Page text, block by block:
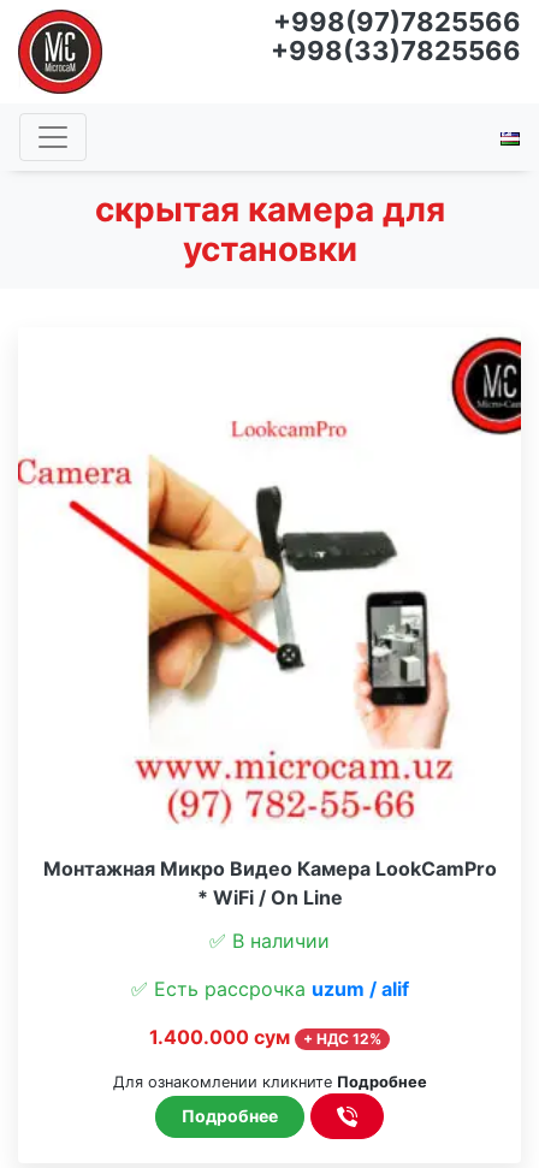
+998(97)7825566
+998(33)7825566
скрытая камера для
установки
Монтажная Микро Видео Камера LookCamPro
* WiFi / On Line
✅ В наличии
✅ Есть рассрочка uzum / alif
1.400.000 сум
+ НДС 12%
Для ознакомлении кликните Подробнее
Подробнее